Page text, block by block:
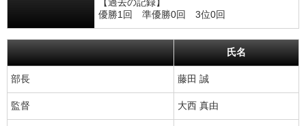
【過去の記録】
優勝1回 準優勝0回 3位0回
氏名
部長 藤田 誠
監督 大西 真由